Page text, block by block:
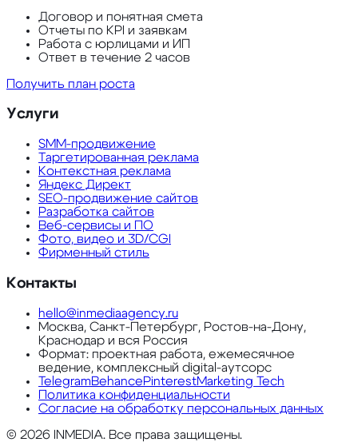
Договор и понятная смета
Отчеты по KPI и заявкам
Работа с юрлицами и ИП
Ответ в течение 2 часов
Получить план роста
Услуги
SMM-продвижение
Таргетированная реклама
Контекстная реклама
Яндекс Директ
SEO-продвижение сайтов
Разработка сайтов
Веб-сервисы и ПО
Фото, видео и 3D/CGI
Фирменный стиль
Контакты
hello@inmediaagency.ru
Москва, Санкт-Петербург, Ростов-на-Дону,
Краснодар и вся Россия
Формат: проектная работа, ежемесячное
ведение, комплексный digital-аутсорс
TelegramBehancePinterestMarketing Tech
Политика конфиденциальности
Согласие на обработку персональных данных
© 2026 INMEDIA. Все права защищены.